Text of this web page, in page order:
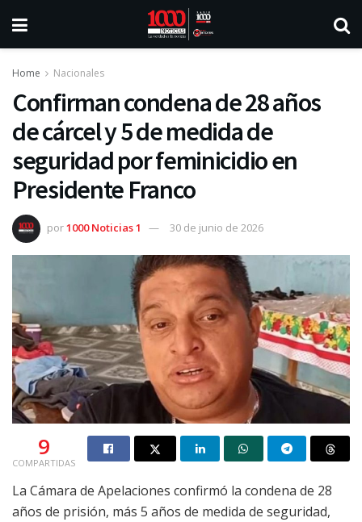
Home Nacionales
Confirman condena de 28 años
de cárcel y 5 de medida de
seguridad por feminicidio en
Presidente Franco
por1000 Noticias 1 30 de junio de 2026
9
COMPARTIDAS
La Cámara de Apelaciones confirmó la condena de 28
años de prisión, más 5 años de medida de seguridad,